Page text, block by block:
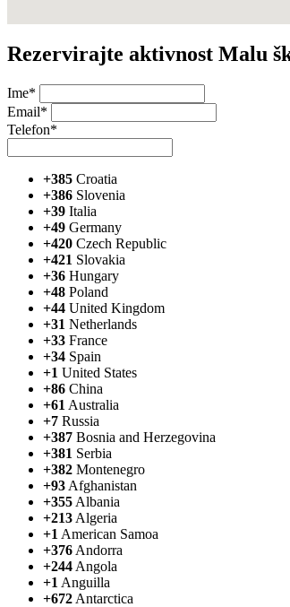
Rezervirajte aktivnost Malu
Ime*
Email*
Telefon*
+385 Croatia
+386 Slovenia
+39 Italia
+49 Germany
+420 Czech Republic
+421 Slovakia
+36 Hungary
+48 Poland
+44 United Kingdom
+31 Netherlands
+33 France
+34 Spain
+1 United States
+86 China
+61 Australia
+7 Russia
+387 Bosnia and Herzegovina
+381 Serbia
+382 Montenegro
+93 Afghanistan
+355 Albania
+213 Algeria
+1 American Samoa
+376 Andorra
+244 Angola
+1 Anguilla
+672 Antarctica